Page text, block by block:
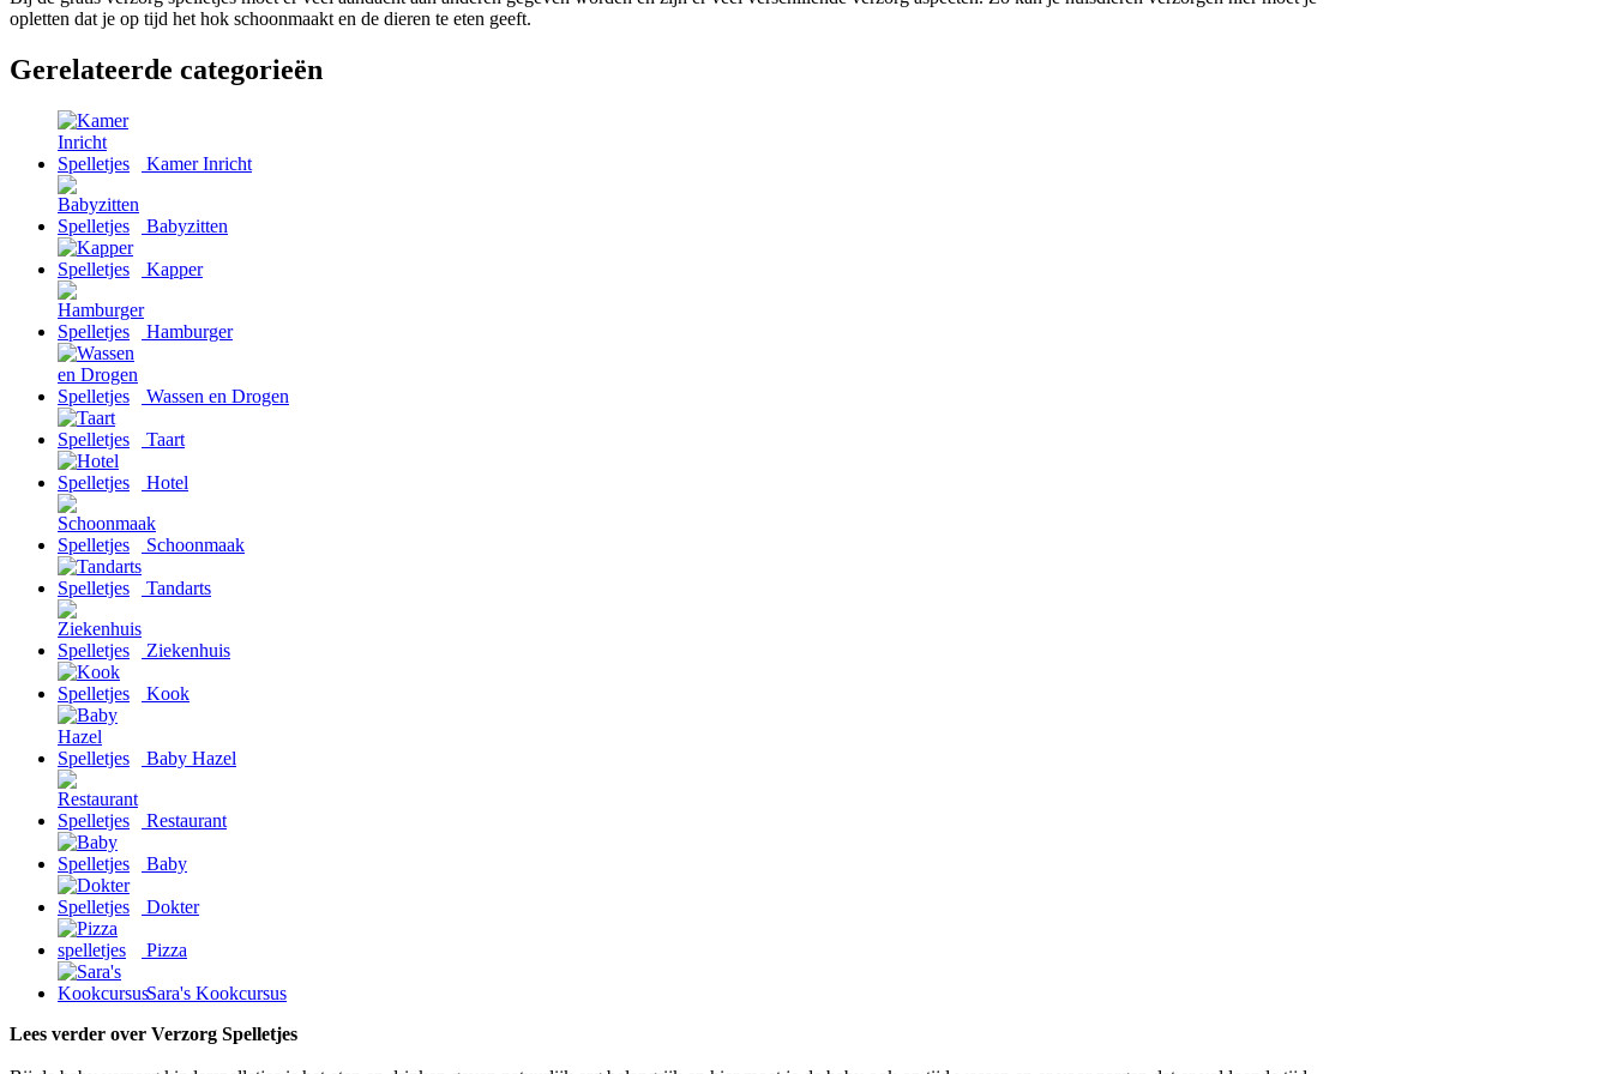
opletten dat je op tijd het hok schoonmaakt en de dieren te eten geeft.
Gerelateerde categorieën
Kamer Inricht
Babyzitten
Kapper
Hamburger
Wassen en Drogen
Taart
Hotel
Schoonmaak
Tandarts
Ziekenhuis
Kook
Baby Hazel
Restaurant
Baby
Dokter
Pizza
Sara's Kookcursus
Lees verder over Verzorg Spelletjes